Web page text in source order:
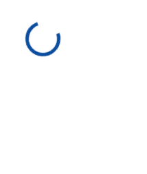
Jednotková
cena:
NA SKLADE DO